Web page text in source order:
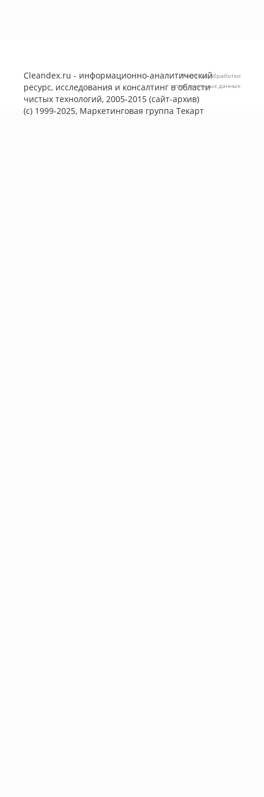
Cleandex.ru - информационно-аналитический
ресурс, исследования и консалтинг в области
чистых технологий, 2005-2015 (сайт-архив)
(с) 1999-2025, Маркетинговая группа Текарт
Политика обработки
персональных данных